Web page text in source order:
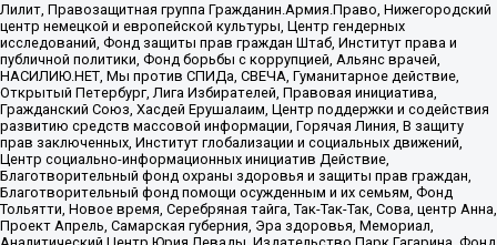
Лилит, Правозащитная группа Гражданин.Армия.Право, Нижегородский
центр немецкой и европейской культуры, Центр гендерных
исследований, Фонд защиты прав граждан Штаб, Институт права и
публичной политики, Фонд борьбы с коррупцией, Альянс врачей,
НАСИЛИЮ.НЕТ, Мы против СПИДа, СВЕЧА, Гуманитарное действие,
Открытый Петербург, Лига Избирателей, Правовая инициатива,
Гражданский Союз, Хасдей Ерушалаим, Центр поддержки и содействия
развитию средств массовой информации, Горячая Линия, В защиту
прав заключенных, Институт глобализации и социальных движений,
Центр социально-информационных инициатив Действие,
Благотворительный фонд охраны здоровья и защиты прав граждан,
Благотворительный фонд помощи осужденным и их семьям, Фонд
Тольятти, Новое время, Серебряная тайга, Так-Так-Так, Сова, центр Анна,
Проект Апрель, Самарская губерния, Эра здоровья, Мемориал,